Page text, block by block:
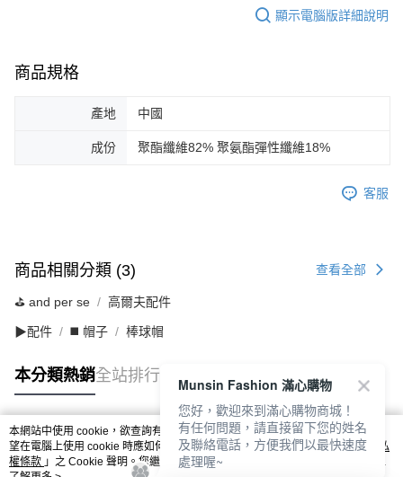
顯示電腦版詳細說明
商品規格
產地 中國
成份 聚酯纖維82% 聚氨酯彈性纖維18%
客服
商品相關分類 (3) 查看全部
⛳️ and per se 高爾夫配件
▶配件 ◼️ 帽子 棒球帽
本分類熱銷全站排行
熱門標籤
本網站中使用 cookie，欲查詢有關本網站使用 cookie 方式之詳情，及若您不希
望在電腦上使用 cookie 時應如何變更電腦的 cookie 設定，請參閱本網站「
隱私
權條款 」之 Cookie 聲明。您繼續使用本網站即表示您同意本公司得按本網站使
Munsin Fashion 滿心購物
您好，歡迎來到滿心購物商城！
有任何問題，請直接留下您的姓名
及聯絡電話，方便我們以最快速度
處理喔~